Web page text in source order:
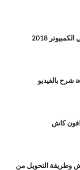
تحميل برنامج البحث السريع في الكمبيوتر 2018
كاش
وطريقة التحويل من